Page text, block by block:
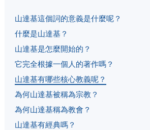
山達基這個詞的意義是什麼呢？
什麼是山達基？
山達基是怎麼開始的？
它完全根據一個人的著作嗎？
山達基有哪些核心教義呢？
為何山達基被稱為宗教？
為何山達基稱為教會？
山達基有經典嗎？